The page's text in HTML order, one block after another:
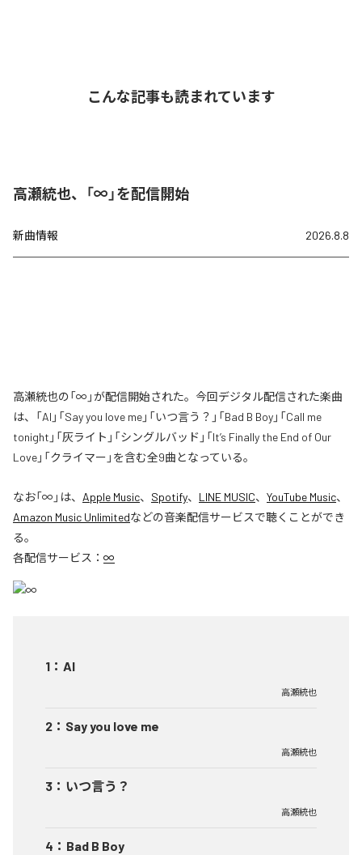
こんな記事も読まれています
高瀬統也、「∞」を配信開始
新曲情報 2026.8.8
高瀬統也の「∞」が配信開始された。今回デジタル配信された楽曲
は、「AI」「Say you love me」「いつ言う？」「Bad B Boy」「Call me
tonight」「灰ライト」「シングルバッド」「It’s Finally the End of Our
Love」「クライマー」を含む全9曲となっている。
なお「∞ 」は、 Apple Music、 Spotify、 LINE MUSIC、 YouTube Music、
Amazon Music Unlimitedなどの音楽配信サービスで聴くことができ
る。
各配信サービス： ∞
1 ： AI
高瀬統也
2 ： Say you love me
高瀬統也
3 ： いつ言う？
高瀬統也
4 ： Bad B Boy